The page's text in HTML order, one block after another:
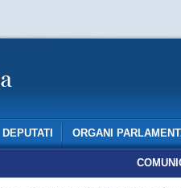
DEPUTATI ORGANI